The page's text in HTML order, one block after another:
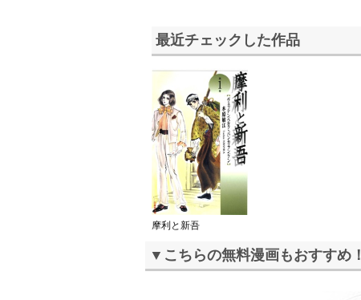
最近チェックした作品
摩利と新吾
▼こちらの無料漫画もおすすめ！